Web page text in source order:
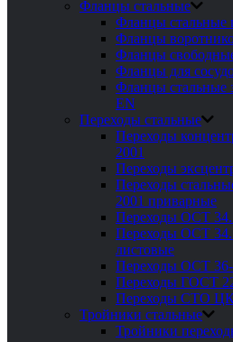
Фланцы стальные
Фланцы стальные
Фланцы
Фланцы
Фланцы для
Фланцы стальные
EN
Переходы стальные
Переходы
2001
Переходы
Переходы
2001 приварные
Переходы ОСТ
Переходы ОСТ
листовые
Переходы ОСТ 36-
Переходы ГОСТ
Переходы СТО
Тройники стальные
Тройники